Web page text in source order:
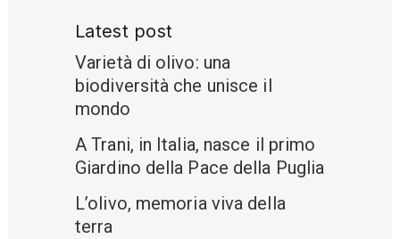
Latest post
Varietà di olivo: una
biodiversità che unisce il
mondo
A Trani, in Italia, nasce il primo
Giardino della Pace della Puglia
L’olivo, memoria viva della
terra